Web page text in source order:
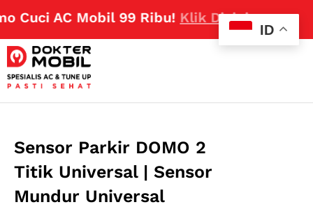
AC Mobil 99 Ribu!Klik Disini
Sensor Parkir DOMO 2
Titik Universal | Sensor
Mundur Universal
ID